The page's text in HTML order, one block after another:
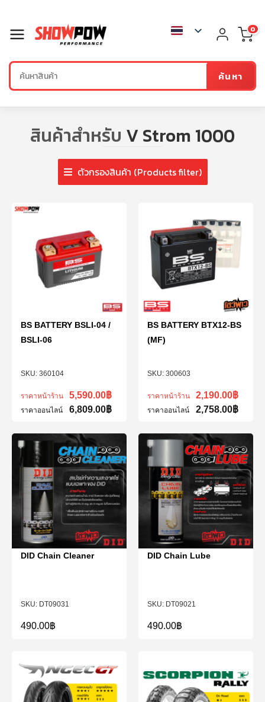
ค้นหา
0
สินค้าสำหรับ V Strom 1000
ตัวกรองสินค้า (Products filter)
360104
BS BATTERY BSLI-04 /
BSLI-06
ราคาหน้าร้าน 5,590.00฿
ราคาออนไลน์ 6,809.00฿
300603
BS BATTERY BTX12-BS
(MF)
ราคาหน้าร้าน 2,190.00฿
ราคาออนไลน์ 2,758.00฿
DT09031
DID Chain Cleaner
490.00฿
DT09021
DID Chain Lube
490.00฿